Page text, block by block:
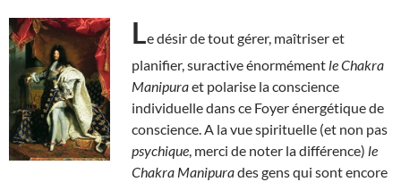
Le désir de tout gérer, maîtriser et
planifier, suractive énormément le Chakra
Manipuraet polarise la conscience
individuelle dans ce Foyer énergétique de
conscience. A la vue spirituelle (et non pas
psychique , merci de noter la différence) le
Chakra Manipurades gens qui sont encore